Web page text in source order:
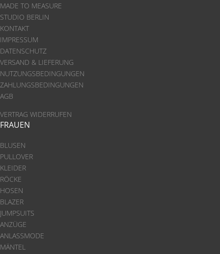
MADE TO MEASURE
STUDIO BERLIN
KONTAKT
IMPRESSUM
DATENSCHUTZ
VERSAND & LIEFERUNG
NUTZUNGSBEDINGUNGEN
ZAHLUNGSBEDINGUNGEN
AGB
VERTRAG WIDERRUFEN
FRAUEN
BLUSEN
PULLOVER
KLEIDER
RÖCKE
HOSEN
BLAZER
JUMPSUITS
ANZÜGE
ANLASSMODE
MÄNTEL